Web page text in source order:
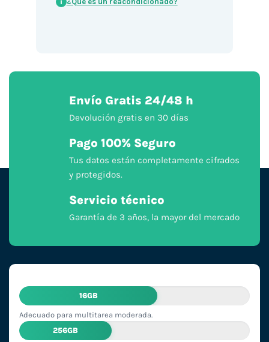
i
Envío Gratis 24/48 h
Devolución gratis en 30 días
Pago 100% Seguro
Tus datos están completamente cifrados
y protegidos.
Servicio técnico
Garantía de 3 años, la mayor del mercado
16GB
Adecuado para multitarea moderada.
256GB